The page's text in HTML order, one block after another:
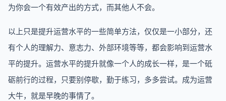
为你会一个有效产出的方式，而其他人不会。
以上只是提升运营水平的一些简单方法，仅仅是一小部分，还
有个人的理解力、意志力、外部环境等等，都会影响到运营水
平的提升。运营水平的提升就像一个人的成长一样，是一个砥
砺前行的过程，只要别停歇，勤于练习，多多尝试。成为运营
大牛，就是早晚的事情了。